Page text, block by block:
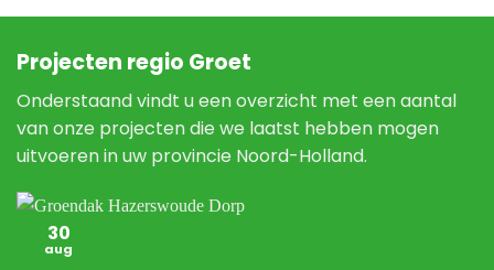
Projecten regio Groet
Onderstaand vindt u een overzicht met een aantal
van onze projecten die we laatst hebben mogen
uitvoeren in uw provincie Noord-Holland.
30
aug